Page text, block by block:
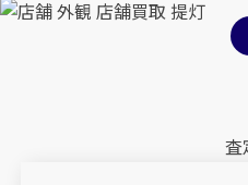
査